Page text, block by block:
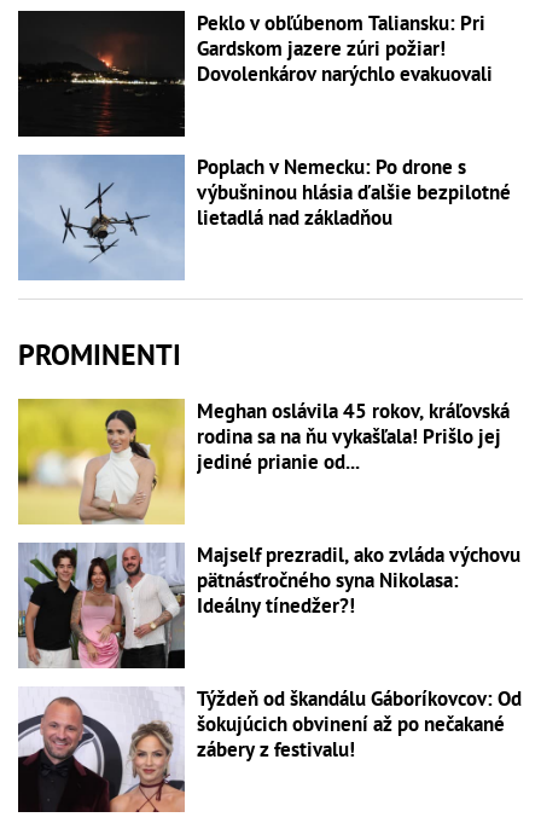
Peklo v obľúbenom Taliansku: Pri
Gardskom jazere zúri požiar!
Dovolenkárov narýchlo evakuovali
Poplach v Nemecku: Po drone s
výbušninou hlásia ďalšie bezpilotné
lietadlá nad základňou
PROMINENTI
Meghan oslávila 45 rokov, kráľovská
rodina sa na ňu vykašľala! Prišlo jej
jediné prianie od...
Majself prezradil, ako zvláda výchovu
pätnásťročného syna Nikolasa:
Ideálny tínedžer?!
Týždeň od škandálu Gáboríkovcov: Od
šokujúcich obvinení až po nečakané
zábery z festivalu!